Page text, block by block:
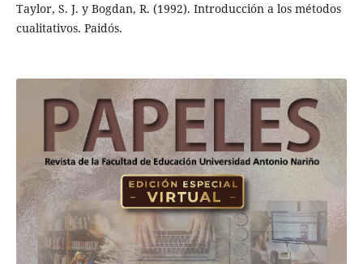
Taylor, S. J. y Bogdan, R. (1992). Introducción a los métodos
cualitativos. Paidós.